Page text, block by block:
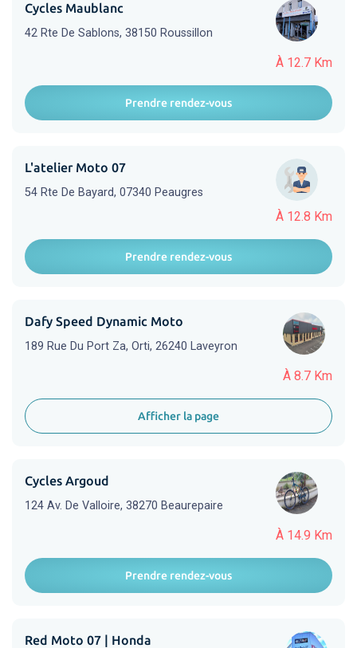
À 12.7 Km
Cycles Maublanc
42 Rte De Sablons, 38150 Roussillon
Prendre rendez-vous
À 12.8 Km
L'atelier Moto 07
54 Rte De Bayard, 07340 Peaugres
Prendre rendez-vous
À 8.7 Km
Dafy Speed Dynamic Moto
189 Rue Du Port Za, Orti, 26240 Laveyron
Afficher la page
À 14.9 Km
Cycles Argoud
124 Av. De Valloire, 38270 Beaurepaire
Prendre rendez-vous
Red Moto 07 | Honda